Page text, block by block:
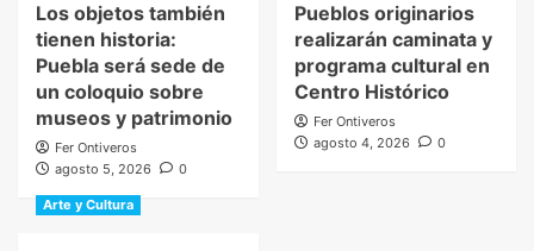
Los objetos también
tienen historia:
Puebla será sede de
un coloquio sobre
museos y patrimonio
Fer Ontiveros
agosto 5, 2026
0
Pueblos originarios
realizarán caminata y
programa cultural en
Centro Histórico
Fer Ontiveros
agosto 4, 2026
0
Arte y Cultura